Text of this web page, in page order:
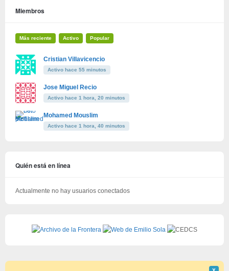
Miembros
Más reciente Activo Popular
Cristian Villavicencio
Activo hace 55 minutos
Jose Miguel Recio
Activo hace 1 hora, 20 minutos
Mohamed Mouslim
Activo hace 1 hora, 40 minutos
Quién está en línea
Actualmente no hay usuarios conectados